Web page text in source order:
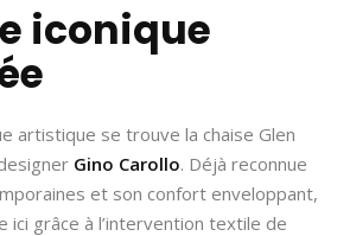
iconique
artistique se trouve la chaise Glen
Gino Carollo. Déjà reconnue
et son confort enveloppant,
ici grâce à l’intervention textile de